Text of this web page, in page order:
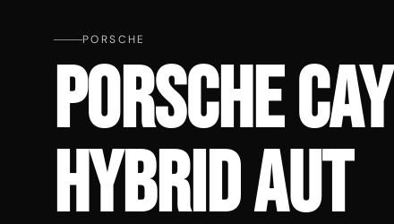
PORSCHE
PORSCHE
HYBRID AUT